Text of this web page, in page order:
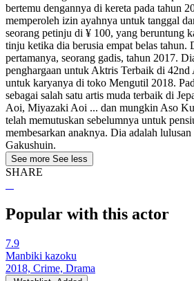
bertemu dengannya di kereta pada tahun
memperoleh izin ayahnya untuk tanggal
seorang petinju di ¥ 100, yang beruntung
tinju ketika dia berusia empat belas tahun.
pertamanya, seorang gadis, tahun 2017.
penghargaan untuk Aktris Terbaik di 42nd
untuk karyanya di toko Mengutil 2018.
sebagai salah satu artis muda terbaik di
Aoi, Miyazaki Aoi ... dan mungkin Aso
telah memutuskan sebelumnya untuk
membesarkan anaknya. Dia adalah
Gakushuin.
See more See less
SHARE
Popular with this actor
7.9
Manbiki kazoku
2018, Crime, Drama